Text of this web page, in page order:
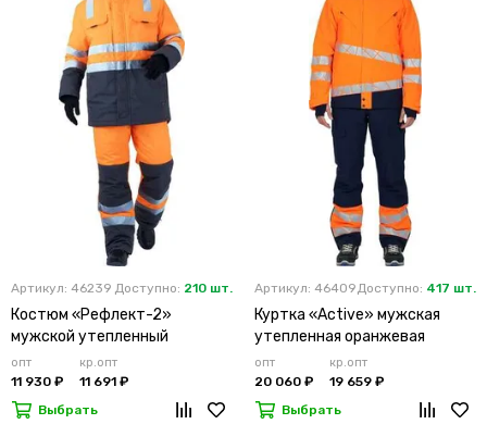
Артикул: 46239 Доступно: 210 шт.
Костюм «Рефлект-2»
мужской утепленный
оранжевый с п/к
опт
11 930 ₽
кр.опт
11 691 ₽
Выбрать
Артикул: 46409Доступно: 417 шт.
Куртка «Active» мужская
утепленная оранжевая
опт
20 060 ₽
кр.опт
19 659 ₽
Выбрать